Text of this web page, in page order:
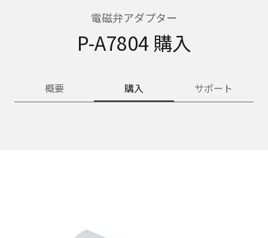
電磁弁アダプター
P-A7804 購入
概要 購入 サポート